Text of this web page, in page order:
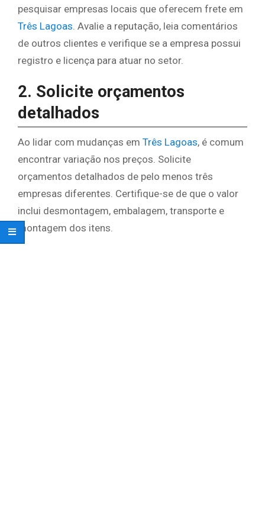
pesquisar empresas locais que oferecem frete em
Três Lagoas. Avalie a reputação, leia comentários
de outros clientes e verifique se a empresa possui
registro e licença para atuar no setor.
2. Solicite orçamentos
detalhados
Ao lidar com mudanças em Três Lagoas, é comum
encontrar variação nos preços. Solicite
orçamentos detalhados de pelo menos três
empresas diferentes. Certifique-se de que o valor
inclui desmontagem, embalagem, transporte e
montagem dos itens.